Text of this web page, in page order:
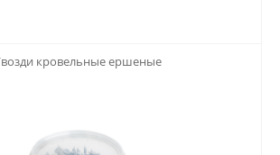
кровельные ершеные